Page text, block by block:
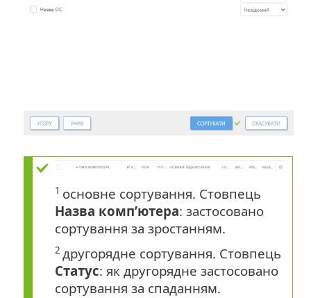
1 основне сортування. Стовпець
Назва комп’ютера: застосовано
сортування за зростанням.
2 другорядне сортування. Стовпець
Статус: як другорядне застосовано
сортування за спаданням.